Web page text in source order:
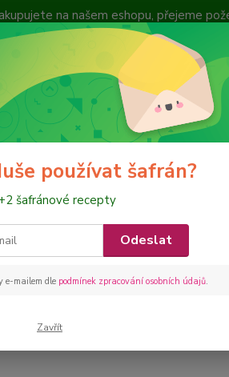
na našem eshopu, přejeme
Hledat
libido používat šafrán?
šafránové recepty
Odeslat
e-mailem dle podmínek zpracování osobních údajů.
Zavřít